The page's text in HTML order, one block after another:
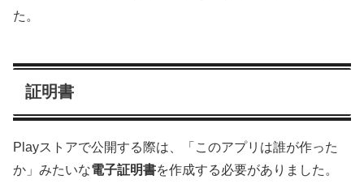
た。
証明書
Playストアで公開する際は、「このアプリは誰が作った
か」みたいな電子証明書を作成する必要がありました。